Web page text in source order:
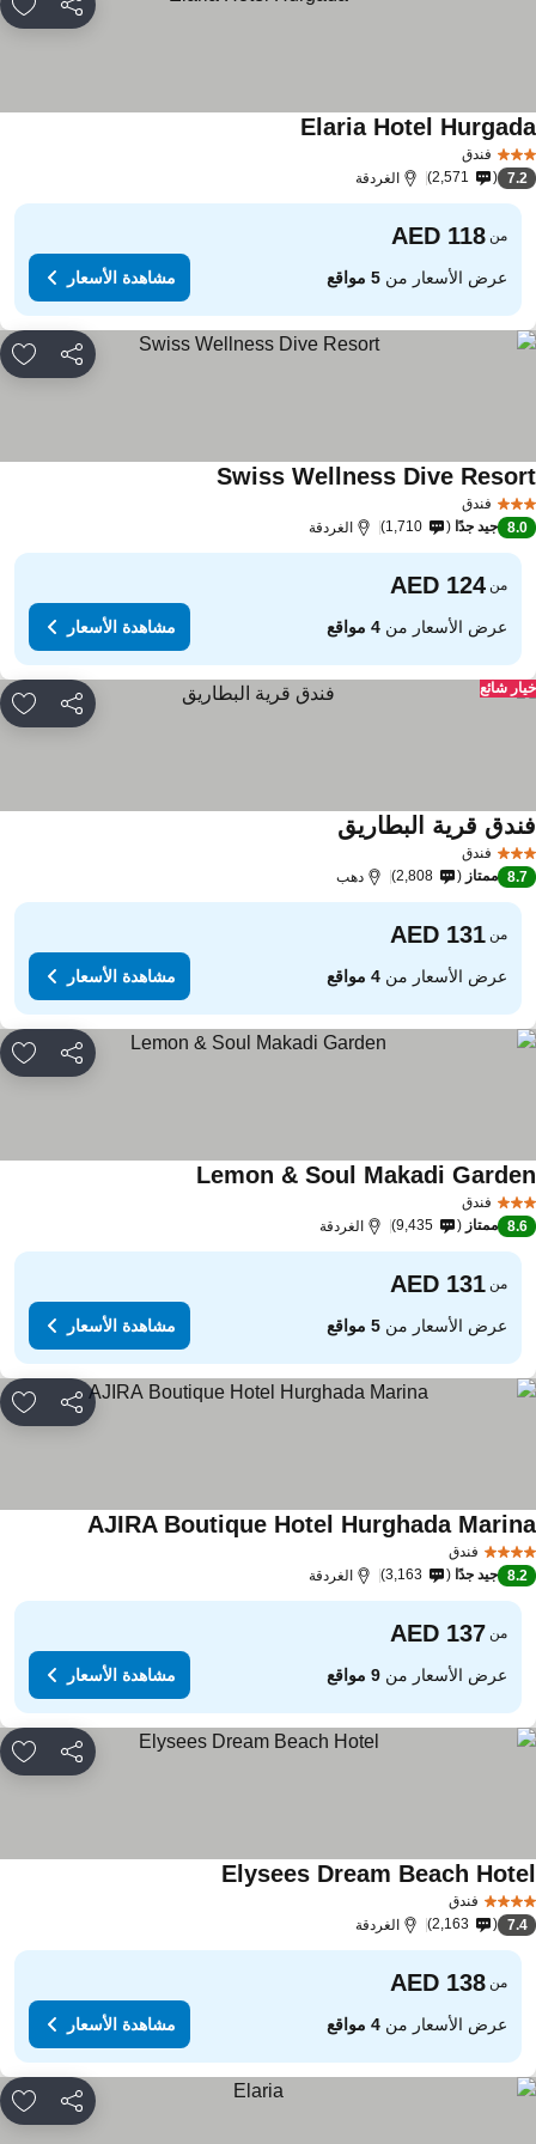
مشاركة
فندق
Elaria Hotel
7.2
2,571 الغردقة
من
عرض الأسعار من5 مواقع مشاهدة الأسعار
مشاركة
فندق
Swiss Wellness Dive
8.0 جيد جدًا 1,710 الغردقة
من
عرض الأسعار من4 مواقع مشاهدة الأسعار
مشاركة
شائع
فندق
قرية البطاريق
8.7 ممتاز 2,808 دهب
من
عرض الأسعار من4 مواقع مشاهدة الأسعار
مشاركة
فندق
Lemon & Soul Makadi
8.6 ممتاز 9,435 الغردقة
من
عرض الأسعار من5 مواقع مشاهدة الأسعار
مشاركة
فندق
AJIRA Boutique Hotel Hurghada
8.2 جيد جدًا 3,163 الغردقة
من
عرض الأسعار من9 مواقع مشاهدة الأسعار
مشاركة
فندق
Elysees Dream Beach
7.4
2,163 الغردقة
من
عرض الأسعار من4 مواقع مشاهدة الأسعار
مشاركة